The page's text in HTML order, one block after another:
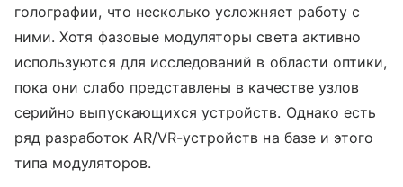
голографии, что несколько усложняет работу с
ними. Хотя фазовые модуляторы света активно
используются для исследований в области оптики,
пока они слабо представлены в качестве узлов
серийно выпускающихся устройств. Однако есть
ряд разработок AR/VR-устройств на базе и этого
типа модуляторов.